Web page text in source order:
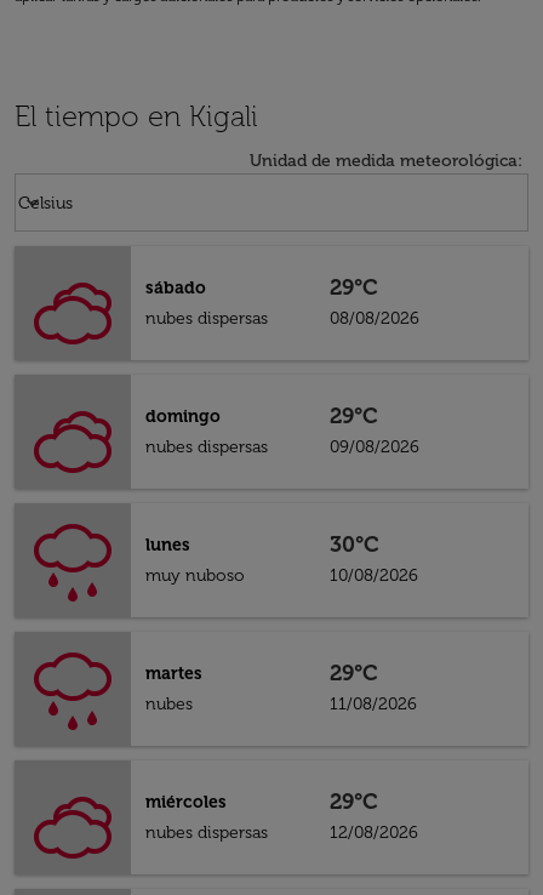
El tiempo en Kigali
Unidad de medida meteorológica:
Celsius
keyboard_arrow_down
sábado
nubes dispersas
29°C
08/08/2026
domingo
nubes dispersas
29°C
09/08/2026
lunes
muy nuboso
30°C
10/08/2026
martes
nubes
29°C
11/08/2026
miércoles
nubes dispersas
29°C
12/08/2026